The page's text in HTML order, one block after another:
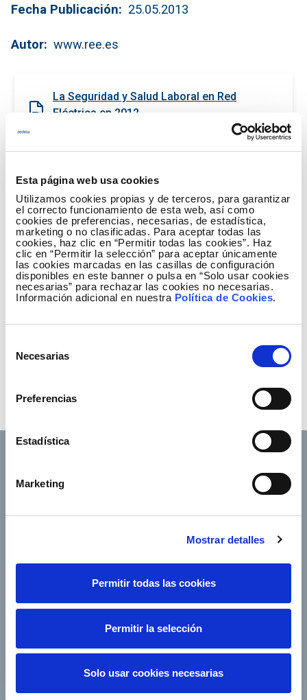
Esta página web usa cookies
Utilizamos cookies propias y de terceros, para garantizar
el correcto funcionamiento de esta web, así como
cookies de preferencias, necesarias, de estadística,
marketing o no clasificadas. Para aceptar todas las
cookies, haz clic en “Permitir todas las cookies”. Haz
clic en “Permitir la selección” para aceptar únicamente
las cookies marcadas en las casillas de configuración
disponibles en este banner o pulsa en “Solo usar cookies
necesarias” para rechazar las cookies no necesarias.
Información adicional en nuestra Política de Cookies.
Necesarias
Preferencias
Estadística
Marketing
Mostrar detalles
Permitir todas las cookies
Permitir la selección
Solo usar cookies necesarias
Fecha Publicación 25.05.2013
Autor www.ree.es
La Seguridad y Salud Laboral en Red
Eléctrica en 2012
Descargar
Junta de Accionistas
Proveedores
e-Factura
Contacto
Empresas del grupo